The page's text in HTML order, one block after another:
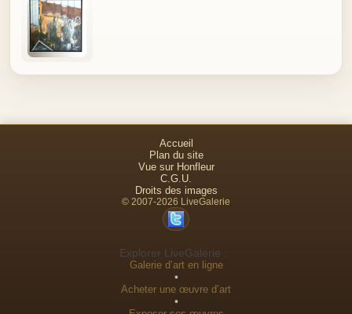
Accueil
Plan du site
Vue sur Honfleur
C.G.U.
Droits des images
© 2007-2026 LiveGalerie
Explorer LiveGalerie :
Galerie d’art en ligne
•
Acheter une œuvre d’art
•